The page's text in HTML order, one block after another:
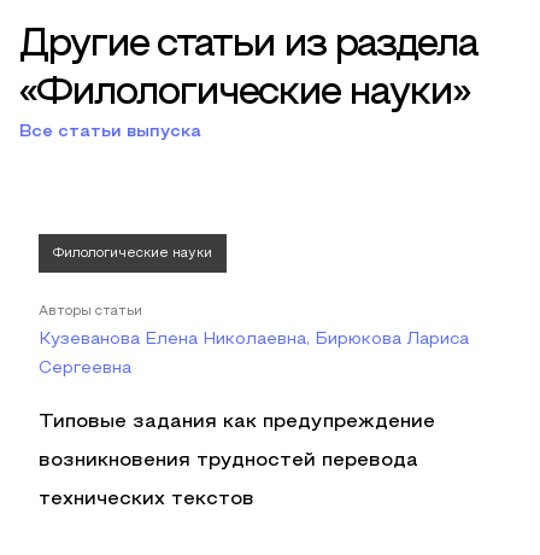
Другие статьи из раздела
«Филологические науки»
Все статьи выпуска
Филологические науки
Авторы статьи
Кузеванова Елена Николаевна, Бирюкова Лариса
Сергеевна
Типовые задания как предупреждение
возникновения трудностей перевода
технических текстов